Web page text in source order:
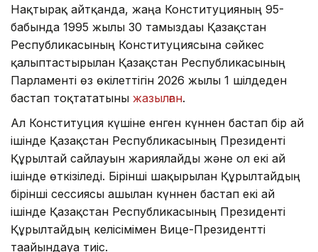
Нақтырақ айтқанда, жаңа Конституцияның 95-
бабында 1995 жылғы 30 тамыздағы Қазақстан
Республикасының Конституциясына сәйкес
қалыптастырылған Қазақстан Республикасының
Парламенті өз өкілеттігін 2026 жылғы 1 шілдеден
бастап тоқтататыны жазылған.
Ал Конституция күшіне енген күннен бастап бір ай
ішінде Қазақстан Республикасының Президенті
Құрылтай сайлауын жариялайды және ол екі ай
ішінде өткізіледі. Бірінші шақырылған Құрылтайдың
бірінші сессиясы ашылған күннен бастап екі ай
ішінде Қазақстан Республикасының Президенті
Құрылтайдың келісімімен Вице-Президентті
тағайындауға тиіс.